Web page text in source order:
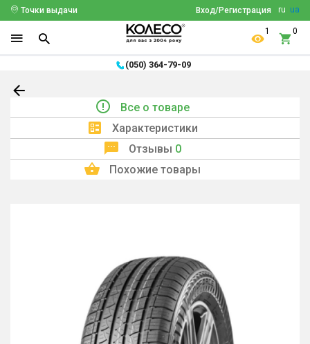
ru ua
Вход/Регистрация
Точки выдачи
1 0
(050) 364-79-09
Все о товаре
Характеристики
Отзывы 0
Похожие товары